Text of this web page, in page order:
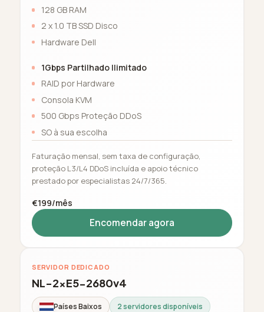
128 GB RAM
2 x 1.0 TB SSD Disco
Hardware Dell
1Gbps Partilhado Ilimitado
RAID por Hardware
Consola KVM
500 Gbps Proteção DDoS
SO à sua escolha
Faturação mensal, sem taxa de configuração,
proteção L3/L4 DDoS incluída e apoio técnico
prestado por especialistas 24/7/365.
€199/mês
Encomendar agora
SERVIDOR DEDICADO
NL-2xE5-2680v4
Países Baixos 2 servidores disponíveis